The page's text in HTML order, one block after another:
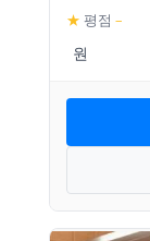
★ 평점 –